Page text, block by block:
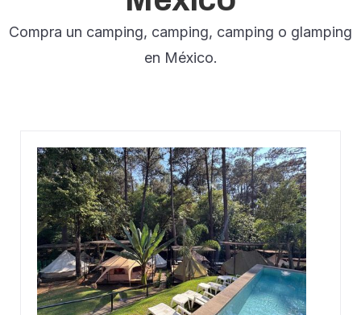
Compra un camping, camping, camping o glamping
en México.